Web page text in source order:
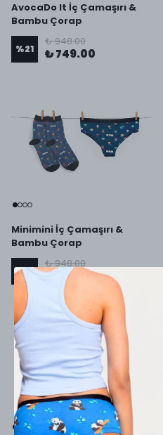
AvocaDo It İç Çamaşırı &
Bambu Çorap
%21
₺ 948.00
₺ 749.00
Minimini İç Çamaşırı &
Bambu Çorap
%21
₺ 948.00
₺ 749.00